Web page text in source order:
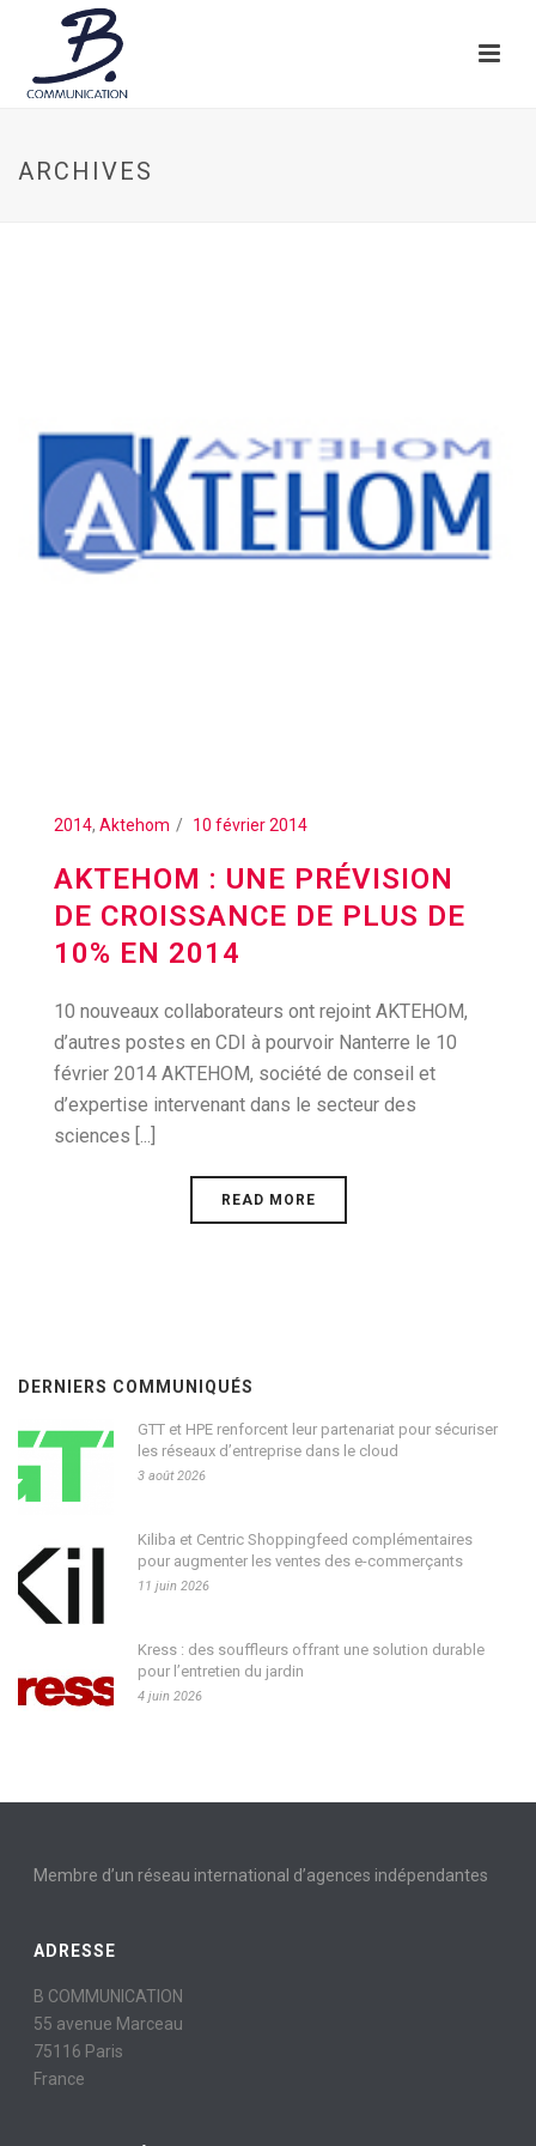
ARCHIVES
2014, Aktehom 10 février 2014
AKTEHOM : UNE PRÉVISION
DE CROISSANCE DE PLUS DE
10% EN 2014
10 nouveaux collaborateurs ont rejoint AKTEHOM,
d’autres postes en CDI à pourvoir Nanterre le 10
février 2014 AKTEHOM, société de conseil et
d’expertise intervenant dans le secteur des
sciences [...]
READ MORE
DERNIERS COMMUNIQUÉS
GTT et HPE renforcent leur partenariat pour sécuriser
les réseaux d’entreprise dans le cloud
3 août 2026
Kiliba et Centric Shoppingfeed complémentaires
pour augmenter les ventes des e-commerçants
11 juin 2026
Kress : des souffleurs offrant une solution durable
pour l’entretien du jardin
4 juin 2026
Membre d’un réseau international d’agences indépendantes
ADRESSE
B COMMUNICATION
55 avenue Marceau
75116 Paris
France